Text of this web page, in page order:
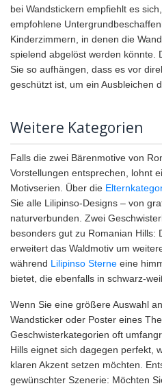
bei Wandstickern empfiehlt es
empfohlene
Kinderzimmern, in denen die
spielend abgelöst werden könnte.
Sie so aufhängen, dass es vor
geschützt ist, um ein Ausbleichen
Weitere Kategorien
Falls die zwei Bärenmotive von
Vorstellungen entsprechen, lohnt
Motivserien. Über die
Sie alle Lilipinso-Designs – von
naturverbunden. Zwei
besonders gut zu Romanian Hills:
erweitert das Waldmotiv um
während Lilipinso Sterne eine
bietet, die ebenfalls in schwarz-
Wenn Sie eine größere Auswahl
Wandsticker oder Poster eines
Geschwisterkategorien oft
Hills eignet sich dagegen perfekt,
klaren Akzent setzen möchten.
gewünschter Szenerie: Möchten